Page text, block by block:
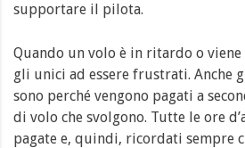
supportare il pilota.
Quando un volo è in ritardo o viene
gli unici ad essere frustrati. Anche
sono perché vengono pagati a
di volo che svolgono. Tutte le ore
pagate e, quindi, ricordati sempre